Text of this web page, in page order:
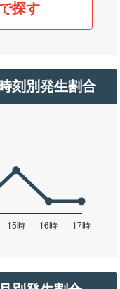
探す
刻別発生割合